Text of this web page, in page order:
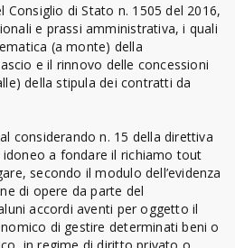
Consiglio di Stato n. 1505 del 2016,
e prassi amministrativa, i quali
(a monte) della
e il rinnovo delle concessioni
della stipula dei contratti da
considerando n. 15 della direttiva
a fondare il richiamo tout
secondo il modulo dell’evidenza
di opere da parte del
accordi aventi per oggetto il
di gestire determinati beni o
in regime di diritto privato o